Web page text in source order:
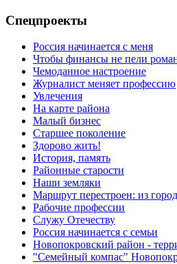
Спецпроекты
Россия начинается с меня
Чтобы финансы не пели
Чемоданное настроение
Журналист меняет профессию
Увлечения
На карте района
Малый бизнес
Старшее поколение
Здорово жить!
История, память
Районные старости
Наши земляки
Маршрут перестроен: из
Рабочие профессии
Служу Отечеству
Россия начинается с семьи
Новопокровский район -
"Семейный компас"